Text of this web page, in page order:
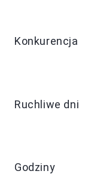
Konkurencja
Ruchliwe dni
Godziny